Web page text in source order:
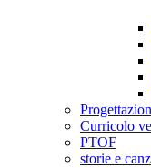
Curricolo
PTOF
storie e